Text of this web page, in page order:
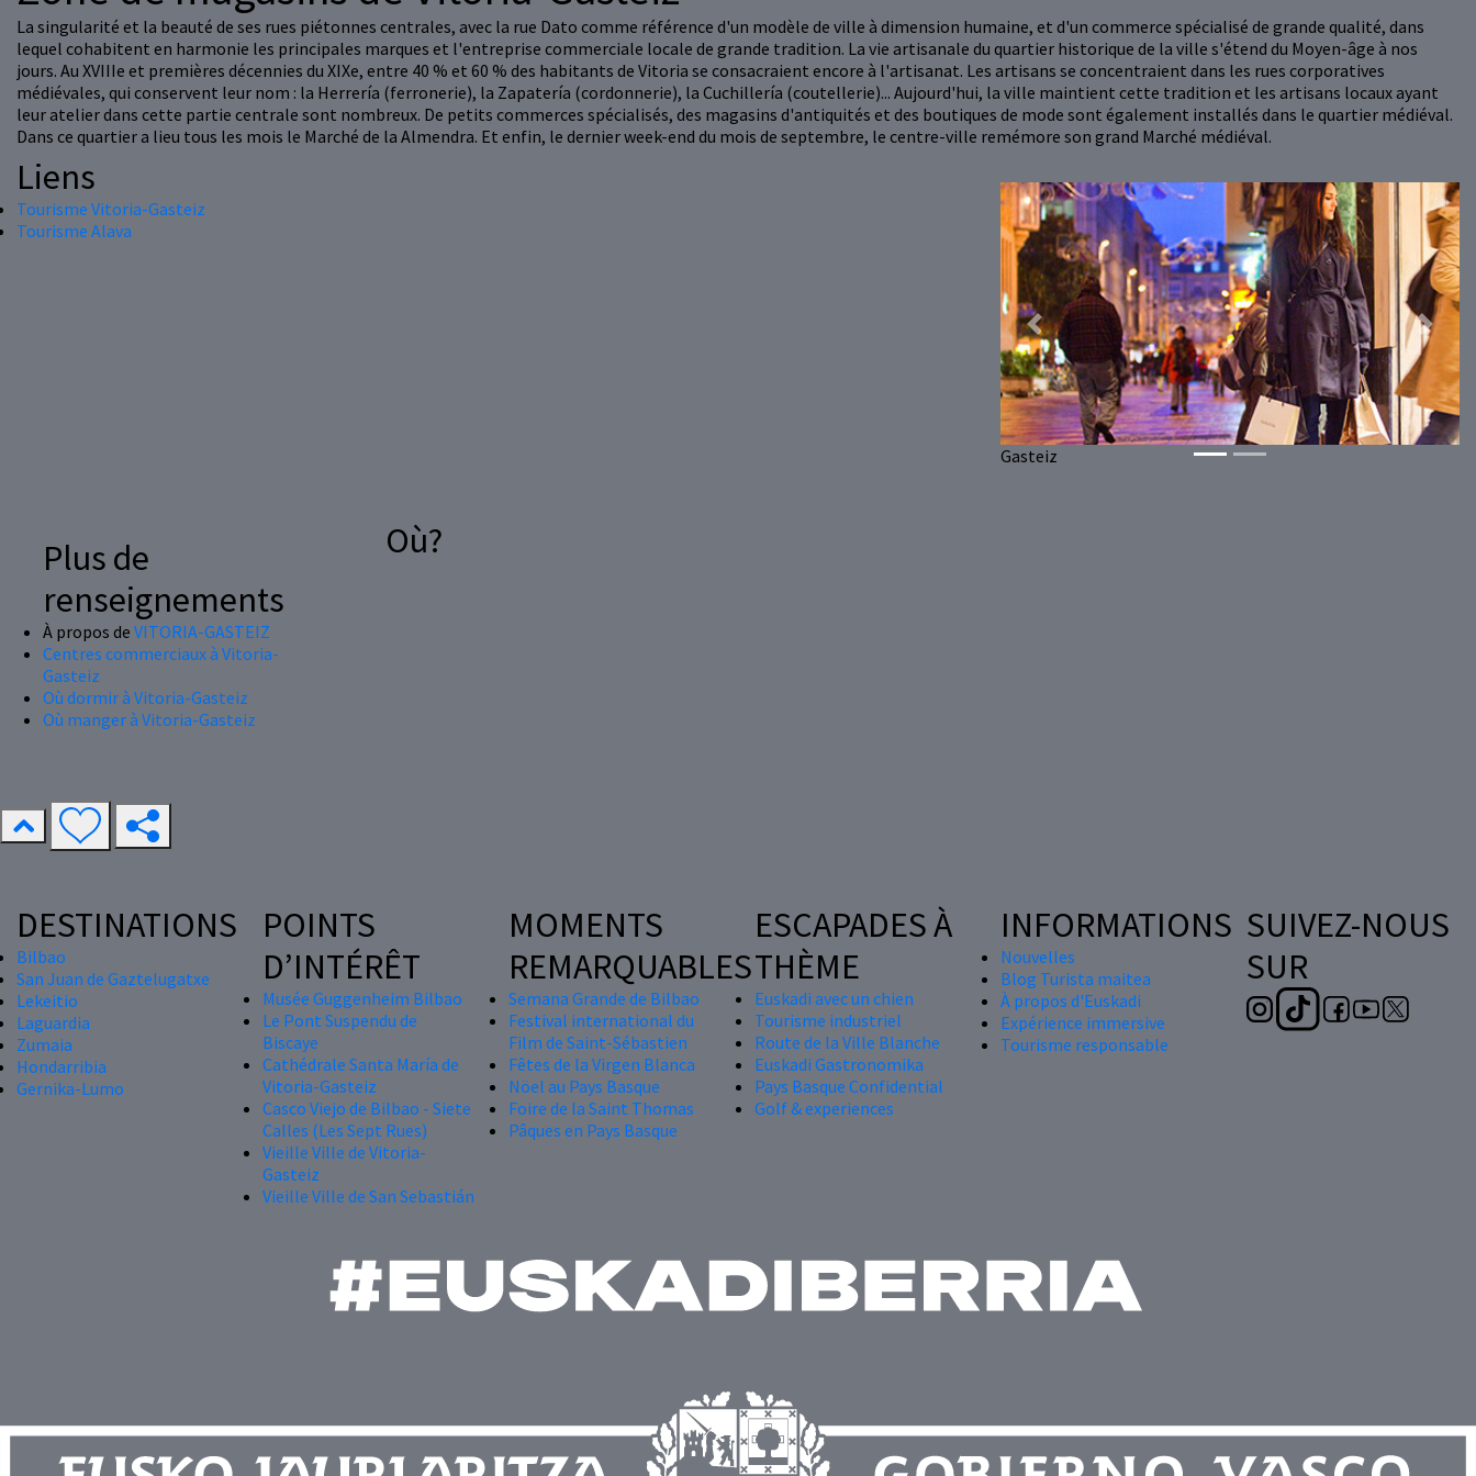
La singularité et la beauté de ses rues piétonnes centrales, avec la rue Dato comme référence d'un modèle de ville à dimension humaine, et d'un commerce spécialisé de grande qualité, dans
lequel cohabitent en harmonie les principales marques et l'entreprise commerciale locale de grande tradition. La vie artisanale du quartier historique de la ville s'étend du Moyen-âge à nos
jours. Au XVIIIe et premières décennies du XIXe, entre 40 % et 60 % des habitants de Vitoria se consacraient encore à l'artisanat. Les artisans se concentraient dans les rues corporatives
médiévales, qui conservent leur nom : la Herrería (ferronerie), la Zapatería (cordonnerie), la Cuchillería (coutellerie)... Aujourd'hui, la ville maintient cette tradition et les artisans locaux ayant
leur atelier dans cette partie centrale sont nombreux. De petits commerces spécialisés, des magasins d'antiquités et des boutiques de mode sont également installés dans le quartier médiéval.
Dans ce quartier a lieu tous les mois le Marché de la Almendra. Et enfin, le dernier week-end du mois de septembre, le centre-ville remémore son grand Marché médiéval.
Liens
Tourisme Vitoria-Gasteiz
Tourisme Alava
Gasteiz
Previous Next
Plus de
renseignements
À propos de VITORIA-GASTEIZ
Centres commerciaux à Vitoria-
Gasteiz
Où dormir à Vitoria-Gasteiz
Où manger à Vitoria-Gasteiz
Où?
DESTINATIONS
Bilbao
San Juan de Gaztelugatxe
Lekeitio
Laguardia
Zumaia
Hondarribia
Gernika-Lumo
POINTS
D’INTÉRÊT
Musée Guggenheim Bilbao
Le Pont Suspendu de
Biscaye
Cathédrale Santa María de
Vitoria-Gasteiz
Casco Viejo de Bilbao - Siete
Calles (Les Sept Rues)
Vieille Ville de Vitoria-
Gasteiz
Vieille Ville de San Sebastián
MOMENTS
REMARQUABLES
Semana Grande de Bilbao
Festival international du
Film de Saint-Sébastien
Fêtes de la Virgen Blanca
Nöel au Pays Basque
Foire de la Saint Thomas
Pâques en Pays Basque
ESCAPADES À
THÈME
Euskadi avec un chien
Tourisme industriel
Route de la Ville Blanche
Euskadi Gastronomika
Pays Basque Confidential
Golf & experiences
INFORMATIONS
Nouvelles
Blog Turista maitea
À propos d'Euskadi
Expérience immersive
Tourisme responsable
SUIVEZ-NOUS
SUR